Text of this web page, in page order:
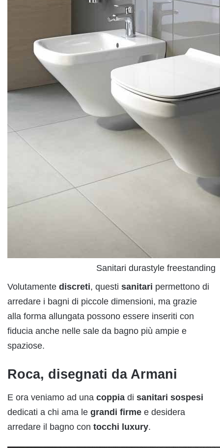
Sanitari durastyle freestanding
Volutamente discreti, questi sanitari permettono di
arredare i bagni di piccole dimensioni, ma grazie
alla forma allungata possono essere inseriti con
fiducia anche nelle sale da bagno più ampie e
spaziose.
Roca, disegnati da Armani
E ora veniamo ad una coppia di sanitari sospesi
dedicati a chi ama le grandi firme e desidera
arredare il bagno con tocchi luxury.